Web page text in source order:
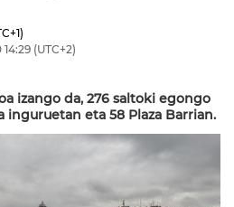
14:29 (UTC+2)
izango da, 276 saltoki egongo
inguruetan eta 58 Plaza Barrian.